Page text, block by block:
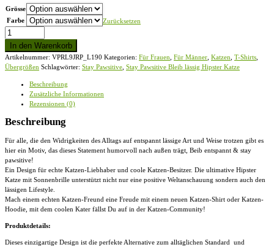
Grösse
Farbe
Zurücksetzen
Stay
Pawsitive
Bleib
lässig
Hipster
Übergrößenshirt
In den Warenkorb
Artikelnummer: VPRL9JRP_L190 Kategorien: Für Frauen, Für Männer, Katzen, T-Shirts,
Übergrößen Schlagwörter: Stay Pawsitive, Stay Pawsitive Bleib lässig Hipster Katze
Beschreibung
Zusätzliche Informationen
Rezensionen (0)
Beschreibung
Für alle, die den Widrigkeiten des Alltags auf entspannt lässige Art und Weise trotzen gibt es
hier ein Motiv, das dieses Statement humorvoll nach außen trägt, Beib entspannt & stay
pawsitive!
Ein Design für echte Katzen-Liebhaber und coole Katzen-Besitzer. Die ultimative Hipster
Katze mit Sonnenbrille unterstützt nicht nur eine positive Weltanschauung sondern auch den
lässigen Lifestyle.
Mach einem echten Katzen-Freund eine Freude mit einem neuen Katzen-Shirt oder Katzen-
Hoodie, mit dem coolen Kater fällst Du auf in der Katzen-Community!
Produktdetails:
Dieses einzigartige Design ist die perfekte Alternative zum alltäglichen Standard und